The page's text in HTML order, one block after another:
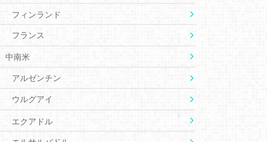
フィンランド
フランス
中南米
アルゼンチン
ウルグアイ
エクアドル